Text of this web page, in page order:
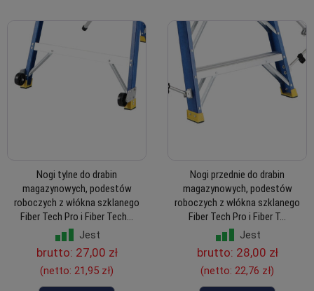
Nogi tylne do drabin
magazynowych, podestów
roboczych z włókna szklanego
Fiber Tech Pro i Fiber Tech...
Jest
brutto: 27,00 zł
(netto: 21,95 zł)
Nogi przednie do drabin
magazynowych, podestów
roboczych z włókna szklanego
Fiber Tech Pro i Fiber T...
Jest
brutto: 28,00 zł
(netto: 22,76 zł)